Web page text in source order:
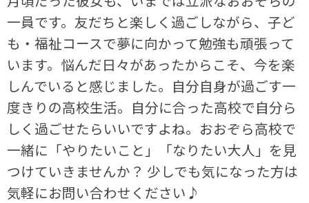
一員です。友だちと楽しく過ごしながら、子ど
も・福祉コースで夢に向かって勉強も頑張って
います。悩んだ日々があったからこそ、今を楽
しんでいると感じました。自分自身が過ごす一
度きりの高校生活。自分に合った高校で自分ら
しく過ごせたらいいですよね。おおぞら高校で
一緒に「やりたいこと」「なりたい大人」を見
つけていきませんか？ 少しでも気になった方は
気軽にお問い合わせください♪